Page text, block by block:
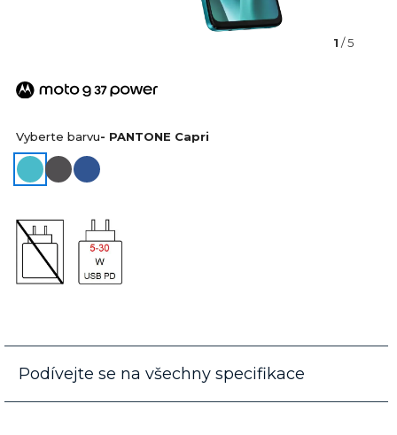
1 / 5
Vyberte barvu- PANTONE Capri
Podívejte se na všechny specifikace